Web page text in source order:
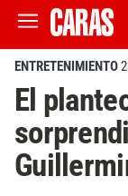
ENTRETENIMIENTO
El